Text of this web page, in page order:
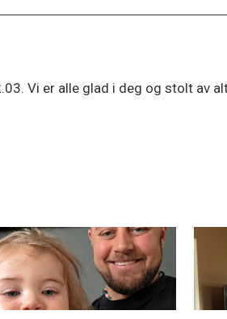
Vi er alle glad i deg og stolt av